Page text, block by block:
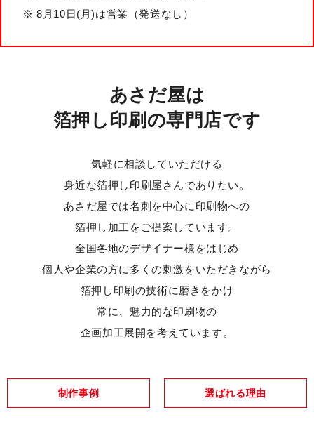
※ 8月10日(月)は営業（発送なし）
あさだ屋は
箔押し印刷の専門店です
気軽に相談していただける
身近な箔押し印刷屋さんでありたい。
あさだ屋では名刺を中心に印刷物への
箔押し加工をご提案しています。
全国各地のデザイナー様をはじめ
個人や企業の方に 多くの刺激をいただきながら
箔押し印刷の技術に磨きをかけ
常に、魅力的な印刷物の
企画加工展開を考えています。
制作事例 選ばれる理由